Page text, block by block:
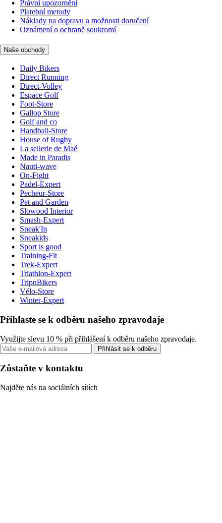
Právní upozornění
Platební metody
Náklady na dopravu a možnosti doručení
Oznámení o ochraně soukromí
Naše obchody
Daily Bikers
Direct Running
Direct-Volley
Espace Golf
Foot-Store
Gallop Store
Golf and co
Handball-Store
House of Rugby
La sellerie de Maé
Made in Paradis
Nauti-wave
On-Fight
Padel-Expert
Pecheur-Store
Pet and Garden
Slowood Interior
Smash-Expert
Sneak'In
Sneakids
Sport is good
Training-Fit
Trek-Expert
Triathlon-Expert
TripnBikers
Vélo-Store
Winter-Expert
Přihlaste se k odběru našeho zpravodaje
Využijte slevu 10 % při přihlášení k odběru našeho zpravodaje.
Přihlásit se k odběru
Zůstaňte v kontaktu
Najděte nás na sociálních sítích